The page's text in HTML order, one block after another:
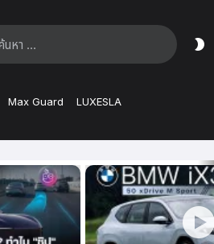
Max Guard LUXESLA